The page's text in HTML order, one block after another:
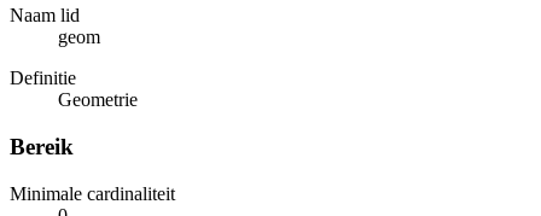
Naam lid
geom
Definitie
Geometrie
Bereik
Minimale cardinaliteit